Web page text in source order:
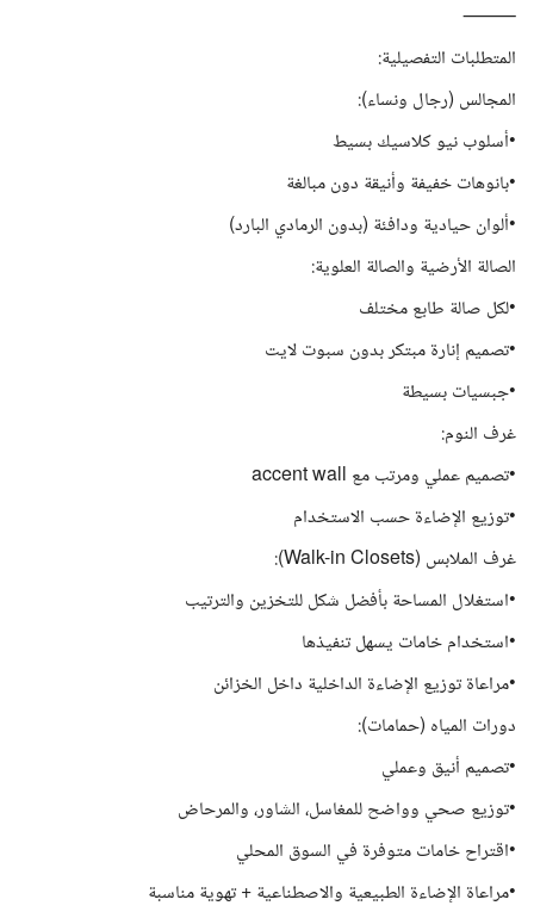
⸻
المتطلبات التفصيلية:
المجالس (رجال ونساء):
•أسلوب نيو كلاسيك بسيط
•بانوهات خفيفة وأنيقة دون مبالغة
•ألوان حيادية ودافئة (بدون الرمادي البارد)
الصالة الأرضية والصالة العلوية:
•لكل صالة طابع مختلف
•تصميم إنارة مبتكر بدون سبوت لايت
•جبسيات بسيطة
غرف النوم:
•تصميم عملي ومرتب مع accent wall
•توزيع الإضاءة حسب الاستخدام
غرف الملابس (Walk-in Closets):
•استغلال المساحة بأفضل شكل للتخزين والترتيب
•استخدام خامات يسهل تنفيذها
•مراعاة توزيع الإضاءة الداخلية داخل الخزائن
دورات المياه (حمامات):
•تصميم أنيق وعملي
•توزيع صحي وواضح للمغاسل، الشاور، والمرحاض
•اقتراح خامات متوفرة في السوق المحلي
•مراعاة الإضاءة الطبيعية والاصطناعية + تهوية مناسبة